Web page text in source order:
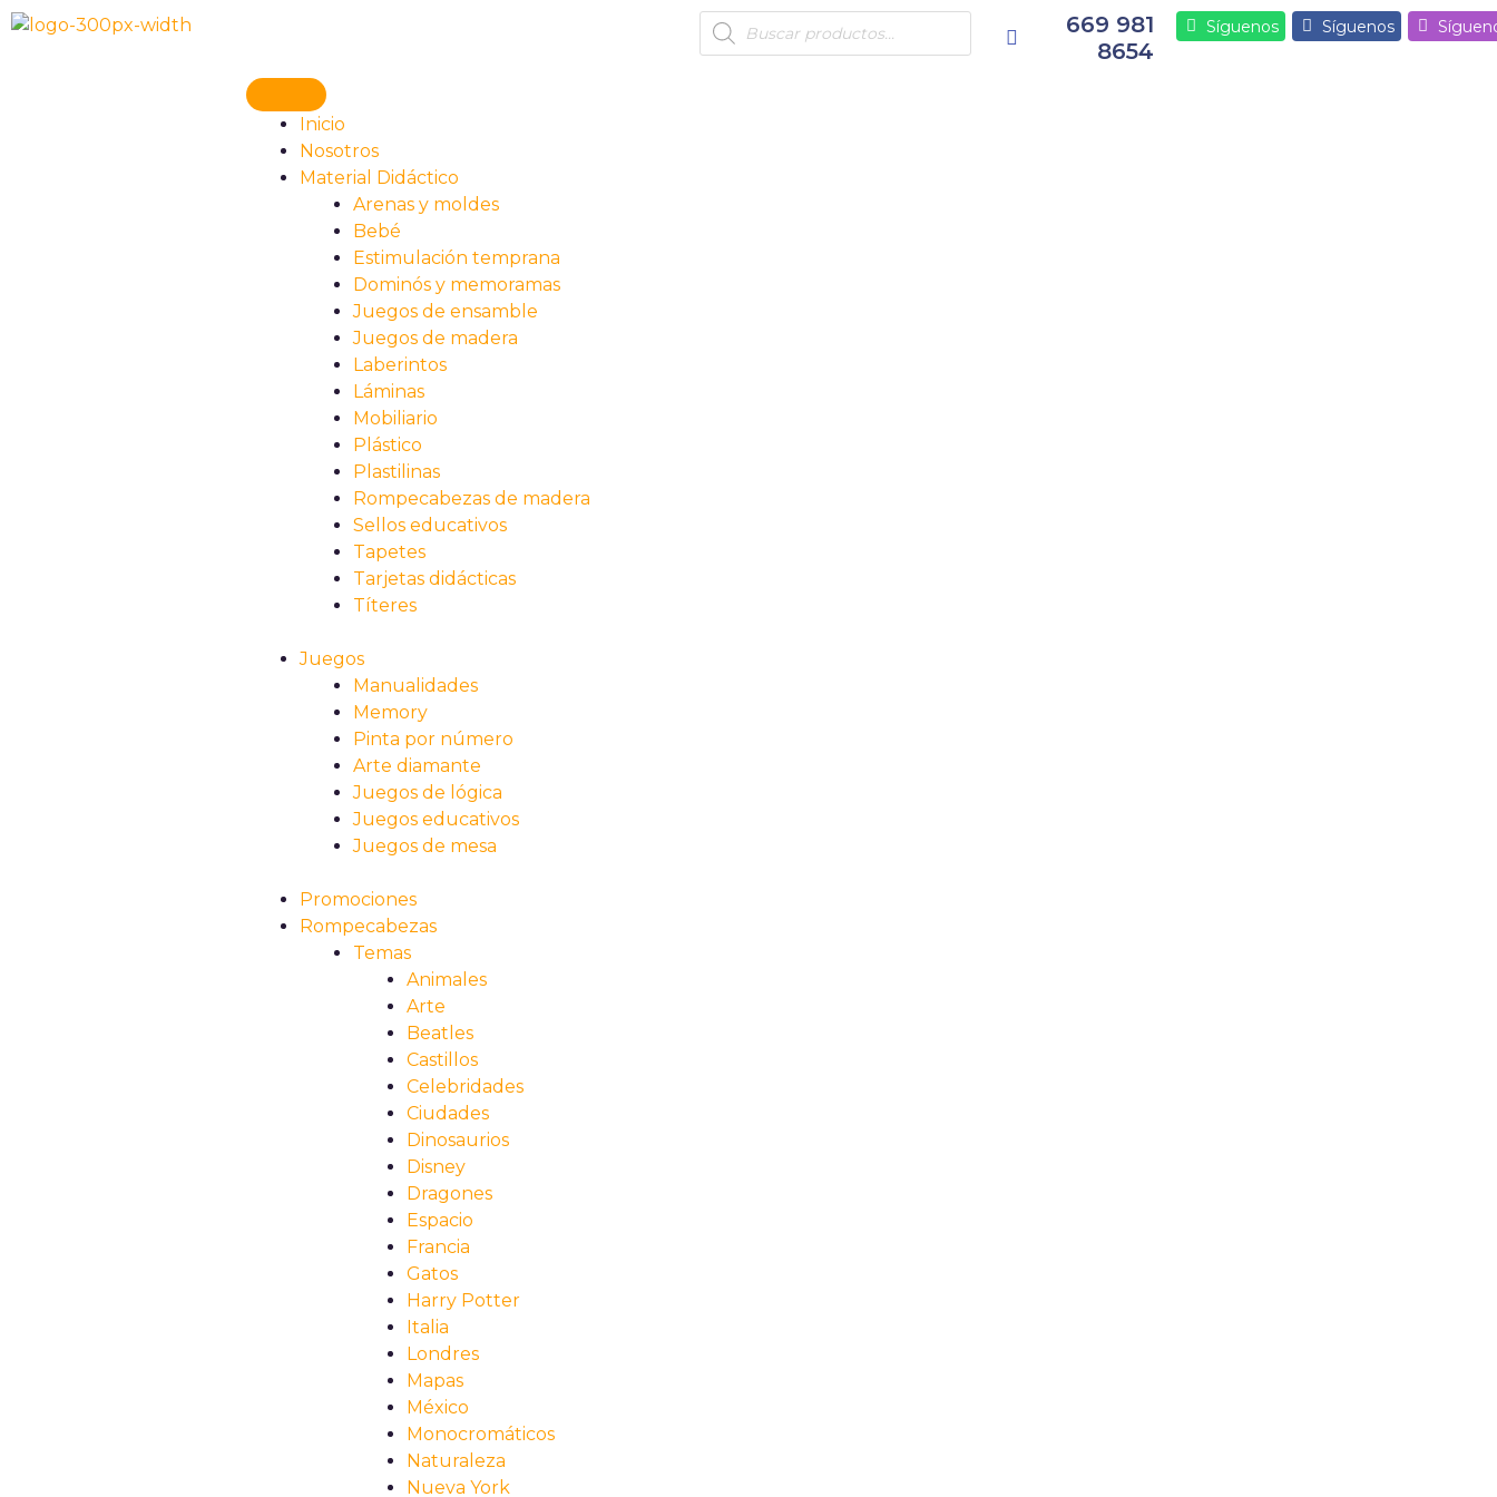
Ir
Products
search
669 981
8654
Síguenos Síguenos
Inicio
Nosotros
Material Didáctico
Arenas y moldes
Bebé
Estimulación temprana
Dominós y memoramas
Juegos de ensamble
Juegos de madera
Laberintos
Láminas
Mobiliario
Plástico
Plastilinas
Rompecabezas de madera
Sellos educativos
Tapetes
Tarjetas didácticas
Títeres
Juegos
Manualidades
Memory
Pinta por número
Arte diamante
Juegos de lógica
Juegos educativos
Juegos de mesa
Promociones
Rompecabezas
Temas
Animales
Arte
Beatles
Castillos
Celebridades
Ciudades
Dinosaurios
Disney
Dragones
Espacio
Francia
Gatos
Harry Potter
Italia
Londres
Mapas
México
Monocromáticos
Naturaleza
Nueva York